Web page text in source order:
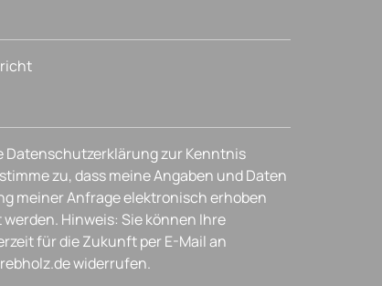
Datenschutzerklärung zur Kenntnis
zu, dass meine Angaben und Daten
meiner Anfrage elektronisch erhoben
Hinweis: Sie können Ihre
für die Zukunft per E-Mail an
widerrufen.